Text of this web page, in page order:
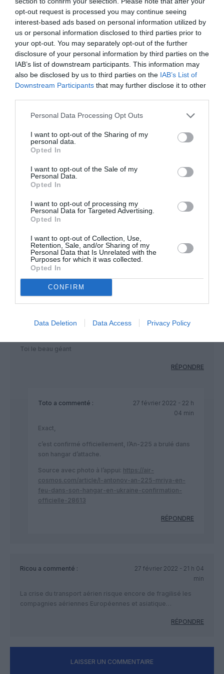
opt-out request is processed you may continue seeing
interest-based ads based on personal information utilized by
us or personal information disclosed to third parties prior to
your opt-out. You may separately opt-out of the further
disclosure of your personal information by third parties on the
IAB’s list of downstream participants. This information may
also be disclosed by us to third parties on the IAB’s List of
Downstream Participants that may further disclose it to other
Personal Data Processing Opt Outs
I want to opt-out of the Sharing of my
personal data.
Opted In
I want to opt-out of the Sale of my
Personal Data.
Opted In
I want to opt-out of processing my
Personal Data for Targeted Advertising.
Opted In
I want to opt-out of Collection, Use,
Retention, Sale, and/or Sharing of my
Personal Data that Is Unrelated with the
Purposes for which it was collected.
Opted In
CONFIRM
Data Deletion Data Access Privacy Policy
avions, est ce que c’est toujours nécessaire ??
RÉPONDRE
Très bonne question!a
commenté :
28 février 2022 -
11 h 05 min
Paris-Anchorage c’était environ 10 h de vol
vol soit un total de 16.30 de vol (+ l’escale)
pôle ( elle passe alors plus au nord de
Anchorage et , pour situer sur une carte,
« frôle » plutôt Fairbanks en Alaska,: cette
nécessaires et c’est vrai que des A350,
des B787 paraissent aptes à effectuer le
RÉPONDRE
Le toulousain a commenté :
Dans cette guerre sans nom,
Toi le beau géant
RÉPONDRE
Toto a commenté :
27 février 2022 - 22 h
04 min
Exact,
c’est confirmé officiellement, l’An-225 a brulé dans
son hangar d’attache.
Source avec photo à l’appui: https://air-
cosmos.com/article/l-antonov-an-225-mriya-en-
feu-dans-son-hangar-en-ukraine-confirmation-
officielle-28613
RÉPONDRE
Ricou a commenté :
27 février 2022 - 21 h 04
min
La crise du transport aérien risque encore de fragilisé les
compagnies aériennes Européennes et asiatique…
RÉPONDRE
LAISSER UN COMMENTAIRE